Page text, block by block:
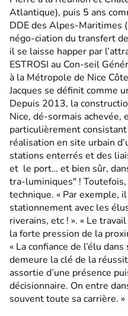
Atlantique), puis 5 ans
DDE des Alpes-Maritimes
négo-ciation du transfert
il se laisse happer par
ESTROSI au Con-seil
à la Métropole de Nice
Jacques se définit comme
Depuis 2013, la
Nice, dé-sormais achevée,
particulièrement
réalisation en site urbain
stations enterrés et des
et le port… et bien sûr,
tra-luminiques" ! Toutefois,
technique. « Par exemple,
stationnement avec les
riverains, etc ! ». « Le
la forte pression de la
« La confiance de l’élu
demeure la clé de la
assortie d’une présence
décisionnaire. On entre
souvent toute sa carrière. »